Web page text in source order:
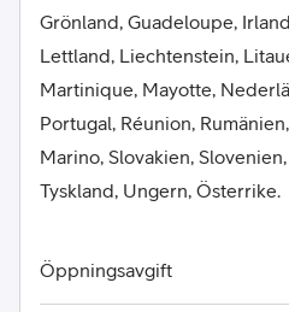
Grönland, Guadeloupe,
Lettland, Liechtenstein,
Martinique, Mayotte,
Portugal, Réunion,
Marino, Slovakien,
Tyskland, Ungern, Österrike.
Öppningsavgift